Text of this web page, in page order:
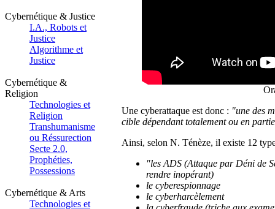
Cybernétique & Justice
I.A., Robots et
Justice
Algorithme et
Justice
Cybernétique &
Religion
Technologies et
Religion
Transhumanisme
ou Réssurection
Secte 2.0,
Prophéties,
Possessions
Cybernétique & Arts
Technologies et
Une cyberattaque est donc : "une des
cible dépendant totalement ou en
Ainsi, selon N. Ténèze, il existe 12
"les ADS (Attaque par Déni de
rendre inopérant)
le cyberespionnage
le cyberharcèlement